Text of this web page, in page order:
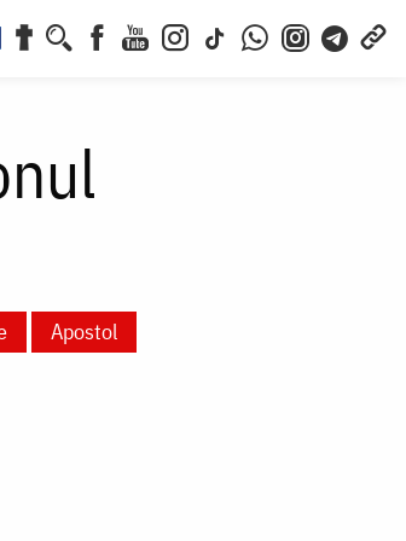
Apostol